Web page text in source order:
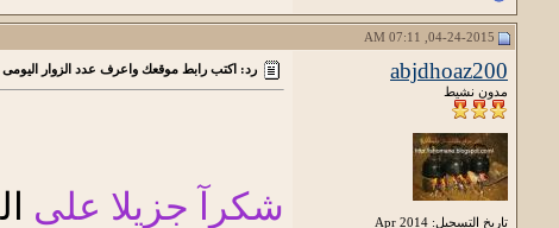
abjdhoaz200
مدون نشيط
تاريخ التسجيل: Apr 2014
رد: اكتب رابط موقعك واعرف عدد الزوار
شكرآ جزيلا على